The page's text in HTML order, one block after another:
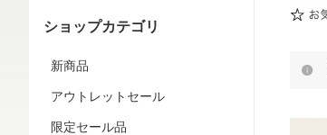
ショップカテゴリ
新商品
アウトレットセール
限定セール品